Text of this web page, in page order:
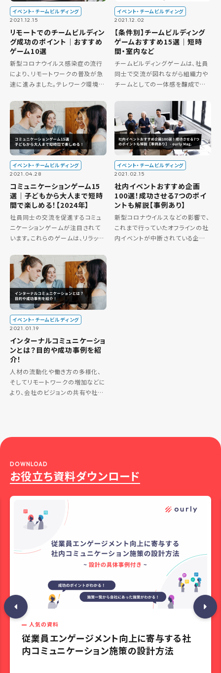
イベント・チームビルディング
2021.12.15
リモートでのチームビルディン
グ成功のポイント｜おすすめ
ゲーム10選
新型コロナウイルス感染症の流行
により、リモートワークの普及が急
速に進みました。テレワーク環境下
は多くの企業が抱えている問題で
すが、チームビルディングはオンラ
インでもなお効果的な取り組みで
す […]
イベント・チームビルディング
2021.12.02
【条件別】チームビルディング
ゲームおすすめ15選｜短時
間・室内など
チームビルディングゲームは、社員
同士で交流が図れながら組織力や
チームとしての一体感を醸成でき
す。 楽しみながらおこなえる一方
で、「ゲームなので、本当にチーム
ビルディングに効果的かがわから
な […]
イベント・チームビルディング
2021.04.28
コミュニケーションゲーム15
選｜子どもから大人まで短時
間で楽しめる！【2024年】
社員同士の交流を促進するコミュ
ニケーションゲームが注目されて
います。これらのゲームは、リラック
場での意義を見いだすこともできま
す。しかし、「遊びのように思えて実
益が感じられない…」と感じる […]
イベント・チームビルディング
2021.02.15
社内イベントおすすめ企画
100選！成功させる7つのポイ
ントも解説【事例あり】
新型コロナウイルスなどの影響で、
これまで行っていたオフラインの社
内イベントが中断されている企業
イベント・チームビルディング
2021.01.19
インターナルコミュニケーショ
ンとは？目的や成功事例を紹
介！
人材の流動化や働き方の多様化、
そしてリモートワークの増加などに
より、会社のビジョンの共有や社員
お役立ち資料ダウンロード
DOWNLOAD
人気の資料
従業員エンゲージメント向上に寄与する社
内コミュニケーション施策の設計方法